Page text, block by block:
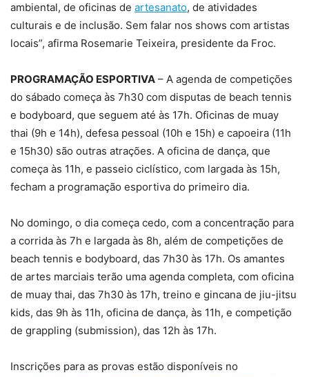
ambiental, de oficinas de artesanato, de atividades
culturais e de inclusão. Sem falar nos shows com artistas
locais”, afirma Rosemarie Teixeira, presidente da Froc.
PROGRAMAÇÃO ESPORTIVA – A agenda de competições
do sábado começa às 7h30 com disputas de beach tennis
e bodyboard, que seguem até às 17h. Oficinas de muay
thai (9h e 14h), defesa pessoal (10h e 15h) e capoeira (11h
e 15h30) são outras atrações. A oficina de dança, que
começa às 11h, e passeio ciclístico, com largada às 15h,
fecham a programação esportiva do primeiro dia.
No domingo, o dia começa cedo, com a concentração para
a corrida às 7h e largada às 8h, além de competições de
beach tennis e bodyboard, das 7h30 às 17h. Os amantes
de artes marciais terão uma agenda completa, com oficina
de muay thai, das 7h30 às 17h, treino e gincana de jiu-jitsu
kids, das 9h às 11h, oficina de dança, às 11h, e competição
de grappling (submission), das 12h às 17h.
Inscrições para as provas estão disponíveis no